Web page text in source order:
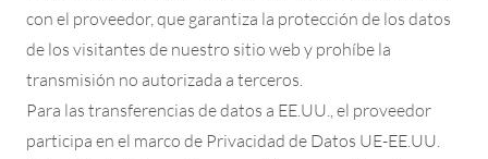
con el proveedor, que garantiza la protección de los datos
de los visitantes de nuestro sitio web y prohíbe la
transmisión no autorizada a terceros.
Para las transferencias de datos a EE.UU., el proveedor
participa en el marco de Privacidad de Datos UE-EE.UU.